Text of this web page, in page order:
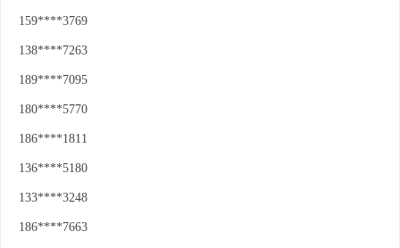
159****3769
138****7263
189****7095
180****5770
186****1811
136****5180
133****3248
186****7663